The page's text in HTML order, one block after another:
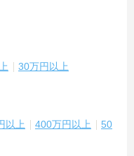
30万円以上
以上 400万円以上
50